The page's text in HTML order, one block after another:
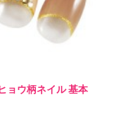
ョウ柄ネイル 基本